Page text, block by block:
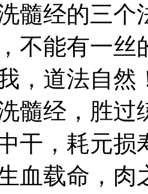
经的三个
不能有一
，道法自然
髓经，胜过
干，耗元损
血载命，